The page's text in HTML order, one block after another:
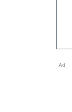
Ad